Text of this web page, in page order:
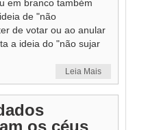
em branco também
de "não
de votar ou ao anular
a ideia do "não sujar
Leia Mais
os céus